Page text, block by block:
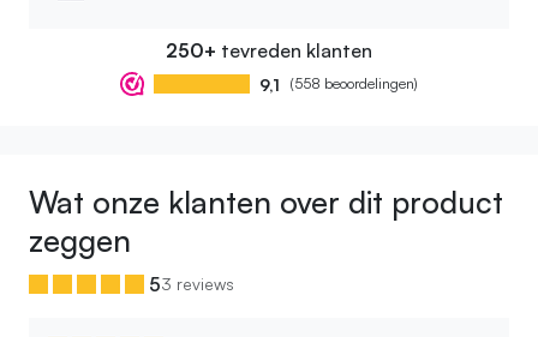
250+ tevreden klanten
9,1 (558 beoordelingen)
Wat onze klanten over dit product
zeggen
53 reviews